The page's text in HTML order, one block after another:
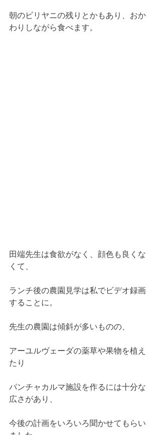
朝のビリヤニの残りとかもあり、おか
わりしながら食べます。
田端先生は食欲がなく、顔色も良くな
くて、
ランチ後の農園見学は私でビデオ録画
することに。
先生の農園は傾斜が多いものの、
アーユルヴェーダの薬草や果物を植え
たり
パンチャカルマ施設を作るには十分な
広さがあり、
今後の計画をいろいろ聞かせてもらい